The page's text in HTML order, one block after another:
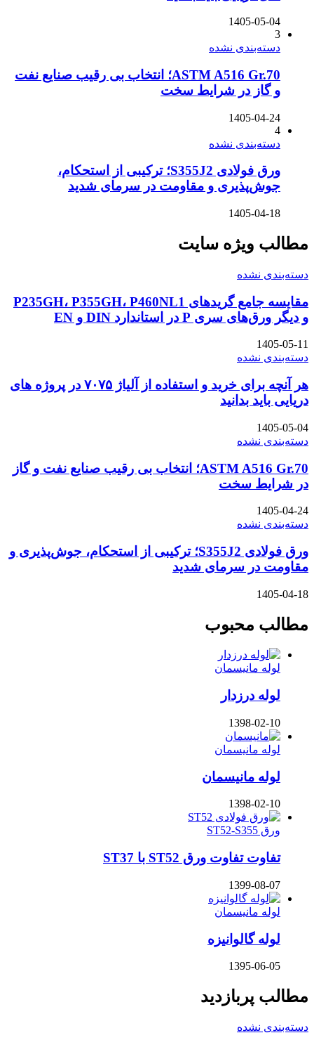
1405-05-04
3
دسته‌بندی نشده
ASTM A516 Gr.70؛ انتخاب بی رقیب صنایع نفت
و گاز در شرایط سخت
1405-04-24
4
دسته‌بندی نشده
ورق فولادی S355J2؛ ترکیبی از استحکام،
جوش‌پذیری و مقاومت در سرمای شدید
1405-04-18
مطالب ویژه سایت
دسته‌بندی نشده
مقایسه جامع گریدهای P235GH، P355GH، P460NL1
و دیگر ورق‌های سری P در استاندارد DIN و EN
1405-05-11
دسته‌بندی نشده
هر آنچه برای خرید و استفاده از آلیاژ ۷۰۷۵ در پروژه های
دریایی باید بدانید
1405-05-04
دسته‌بندی نشده
ASTM A516 Gr.70؛ انتخاب بی رقیب صنایع نفت و گاز
در شرایط سخت
1405-04-24
دسته‌بندی نشده
ورق فولادی S355J2؛ ترکیبی از استحکام، جوش‌پذیری و
مقاومت در سرمای شدید
1405-04-18
مطالب محبوب
لوله مانیسمان
لوله درزدار
1398-02-10
لوله مانیسمان
لوله مانیسمان
1398-02-10
ورق ST52-S355
تفاوت تفاوت ورق ST52 با ST37
1399-08-07
لوله مانیسمان
لوله گالوانیزه
1395-06-05
مطالب پربازدید
دسته‌بندی نشده